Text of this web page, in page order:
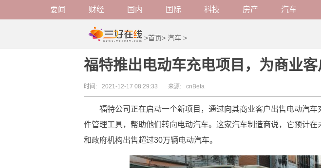
要闻 财经 国内 国际 科技 房产 汽车
>首页> 汽车 >
福特推出电动车充电项目，为商业
时间: 2021-12-17 08:29:33 来源: cnBeta
福特公司正在启动一个新项目，通过向其商业客户出售电动汽车
件管理工具，帮助他们转向电动汽车。这家汽车制造商说，它预计在
和政府机构出售超过30万辆电动汽车。